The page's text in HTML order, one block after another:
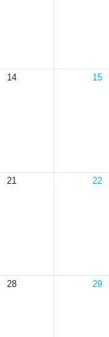
14 15
21 22
28 29